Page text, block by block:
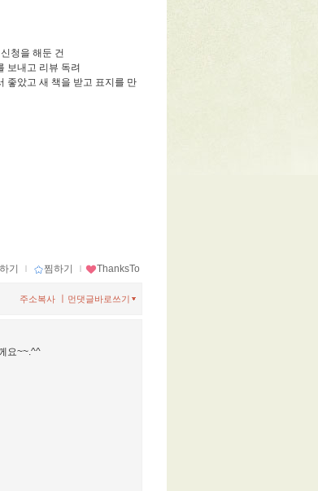
청을 해둔 건
보내고 리뷰 독려
좋았고 새 책을 받고 표지를 만
기 ｌ 찜하기 ｌ ThanksTo
먼댓글바로쓰기
주소복사
요~~.^^